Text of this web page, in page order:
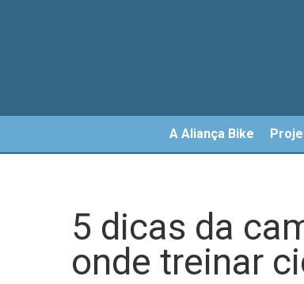
A Aliança Bike
5 dicas da
onde treinar